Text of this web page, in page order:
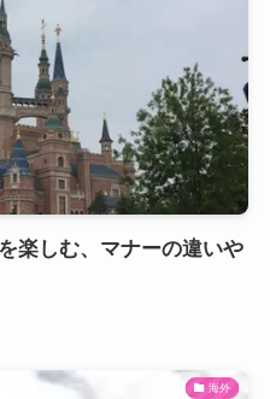
楽しむ、マナーの違いや
海外